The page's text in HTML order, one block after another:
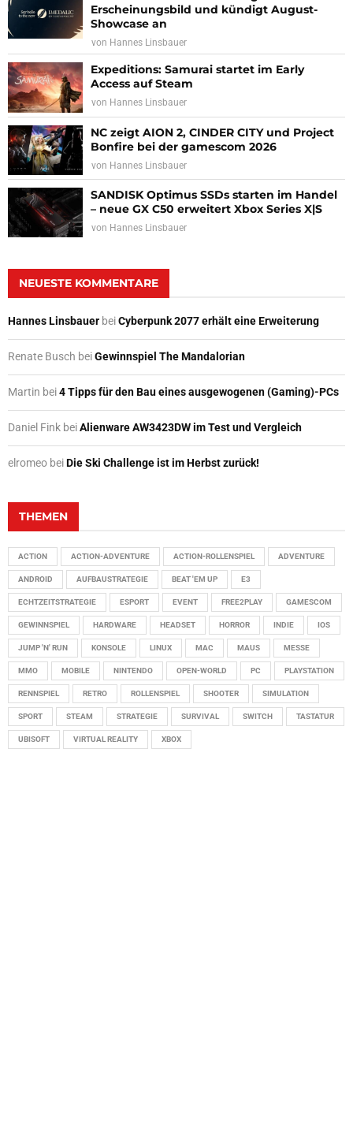
Erscheinungsbild und kündigt August-
Showcase an
von Hannes Linsbauer
Expeditions: Samurai startet im Early
Access auf Steam
von Hannes Linsbauer
NC zeigt AION 2, CINDER CITY und Project
Bonfire bei der gamescom 2026
von Hannes Linsbauer
SANDISK Optimus SSDs starten im Handel
– neue GX C50 erweitert Xbox Series X|S
von Hannes Linsbauer
NEUESTE KOMMENTARE
Hannes Linsbauer beiCyberpunk 2077 erhält eine Erweiterung
Renate Busch beiGewinnspiel The Mandalorian
Martin bei4 Tipps für den Bau eines ausgewogenen (Gaming)-PCs
Daniel Fink beiAlienware AW3423DW im Test und Vergleich
elromeo beiDie Ski Challenge ist im Herbst zurück!
THEMEN
ACTION ACTION-ADVENTURE ACTION-ROLLENSPIEL ADVENTURE
ANDROID AUFBAUSTRATEGIE BEAT 'EM UP E3
ECHTZEITSTRATEGIE ESPORT EVENT FREE2PLAY GAMESCOM
GEWINNSPIEL HARDWARE HEADSET HORROR INDIE IOS
JUMP 'N' RUN KONSOLE LINUX MAC MAUS MESSE
MMO MOBILE NINTENDO OPEN-WORLD PC PLAYSTATION
RENNSPIEL RETRO ROLLENSPIEL SHOOTER SIMULATION
SPORT STEAM STRATEGIE SURVIVAL SWITCH TASTATUR
UBISOFT VIRTUAL REALITY XBOX